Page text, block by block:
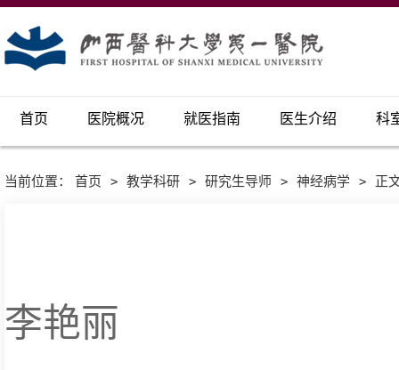
首页 医院概况 就医指南 医生介绍 科
当前位置： 首页 > 教学科研 > 研究生导师 > 神经病学 > 正
李艳丽